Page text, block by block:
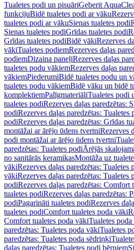
Tualetes podi un pisuāriGeberit
funkcijuBidē tualetes podi ar vāku
tualetes podi ar vākuSienas tualetes podi
Sienas tualetes podiGrīdas tualetes podi
Grīdas tualetes podiBidē vākiRezerves
vākiTualetes podiemRezerves daļas
podiemDizaina paneļiRezerves daļas
tualetes podu vākiemRezerves daļas
vākiemPiederumiBidē tualetes podu un
tualetes podu vākiemBidē vāku un bidē
komplektiemPalīgmateriāliTualetes podi
tualetes podiRezerves daļas paredzētas:
podiRezerves daļas paredzētas: Tualetes
podiRezerves daļas paredzētas: Grīdas
montāžai ar ārējo ūdens tvertniRezerves
podi montāžai ar ārējo ūdens tvertni
paredzētas: Tualetes podiĀrējās
no sanitārās keramikasMontāža uz
vākiRezerves daļas paredzētas: Tualetes
vākiRezerves daļas paredzētas: Tualetes
podiRezerves daļas paredzētas: Comfort
tualetes podiRezerves daļas paredzētas:
podiPagarināti tualetes podiRezerves
tualetes podiComfort tualetes poda vāki
Comfort tualetes poda vākiTualetes
paredzētas: Tualetes poda vākiTualetes
paredzētas: Tualetes poda sēdriņķi
daļas paredzētas: Tualetes podi bērniem